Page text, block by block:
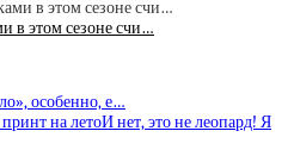
в этом сезоне счи…
особенно, е…
на летоИ нет, это не леопард! Я